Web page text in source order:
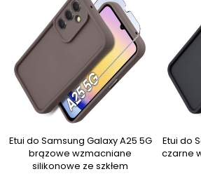
Etui do Samsung Galaxy A25 5G
brązowe wzmacniane
silikonowe ze szkłem
Etui do
czarne